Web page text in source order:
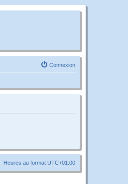
Connexion
Heures au format UTC+01:00